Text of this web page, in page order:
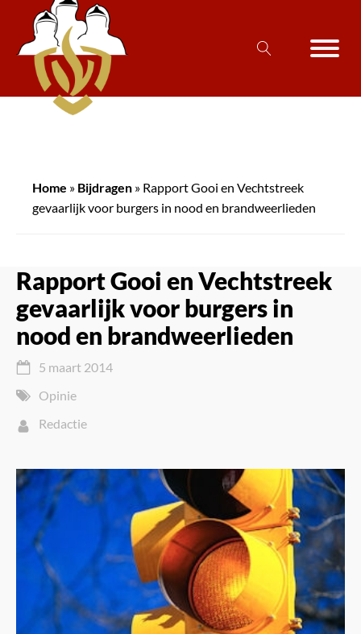
Home » Bijdragen » Rapport Gooi en Vechtstreek
gevaarlijk voor burgers in nood en brandweerlieden
Rapport Gooi en Vechtstreek
gevaarlijk voor burgers in
nood en brandweerlieden
5 maart 2014
Opinie
Redactie